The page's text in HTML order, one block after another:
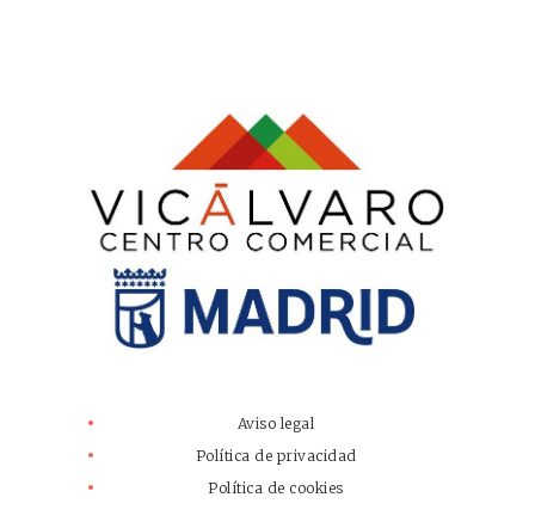
Aviso legal
Política de privacidad
Política de cookies